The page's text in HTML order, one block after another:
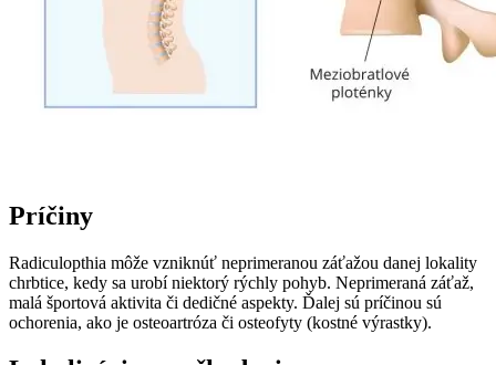
Príčiny
Radiculopthia môže vzniknúť neprimeranou záťažou danej lokality
chrbtice, kedy sa urobí niektorý rýchly pohyb. Neprimeraná záťaž,
malá športová aktivita či dedičné aspekty. Ďalej sú príčinou sú
ochorenia, ako je osteoartróza či osteofyty (kostné výrastky).